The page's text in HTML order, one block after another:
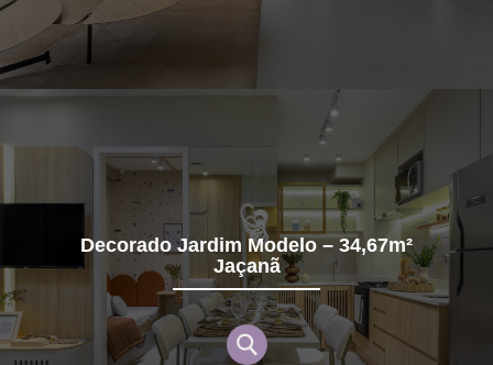
Decorado Jardim Modelo – 34,67m²
Jaçanã